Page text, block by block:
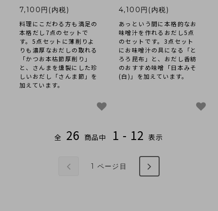
7,100円(内税)
料理にこだわる方も満足の
本格だし7点のセットで
す。5点セットに薄削りよ
りも濃厚なおだしの取れる
「かつお本枯節厚削り」
と、さんまを燻製にした珍
しいおだし「さんま節」を
加えています。
4,100円(内税)
あっという間に本格的なお
味噌汁を作れるおだし5点
のセットです。3点セット
にお味噌汁の具になる「と
ろろ昆布」と、おだし香紡
のおすすめ味噌「日本みそ
(白)」を加えています。
全 26 商品中 1 - 12 表示
1 ページ目